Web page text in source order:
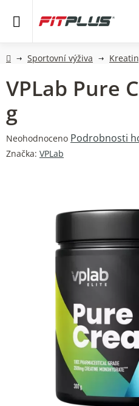
DomůSportovní výživa
VPLab Pure
g
Průměrné
hodnocení
Neohodnoceno Podrobnosti
Značka: VPLab